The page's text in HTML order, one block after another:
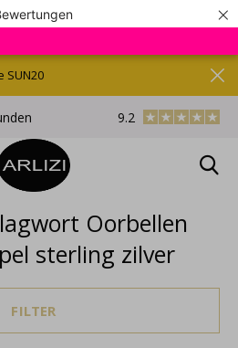
×
Kostenlose
9.2
SUN20
Oorbellen
sterling zilver
FILTER